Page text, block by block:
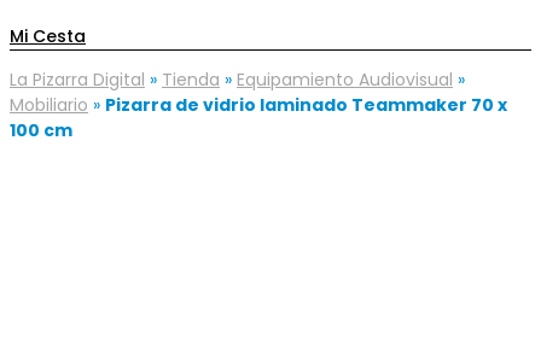
Mi Cesta
La Pizarra Digital » Tienda » Equipamiento Audiovisual »
Mobiliario » Pizarra de vidrio laminado Teammaker 70 x
100 cm